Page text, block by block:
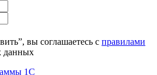
вы соглашаетесь с правилами
данных
1С